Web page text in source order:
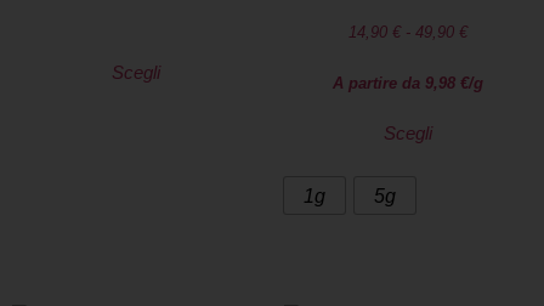
Scegli
14,90 € - 49,90 €
A partire da 9,98 €/g
Scegli
1g 5g